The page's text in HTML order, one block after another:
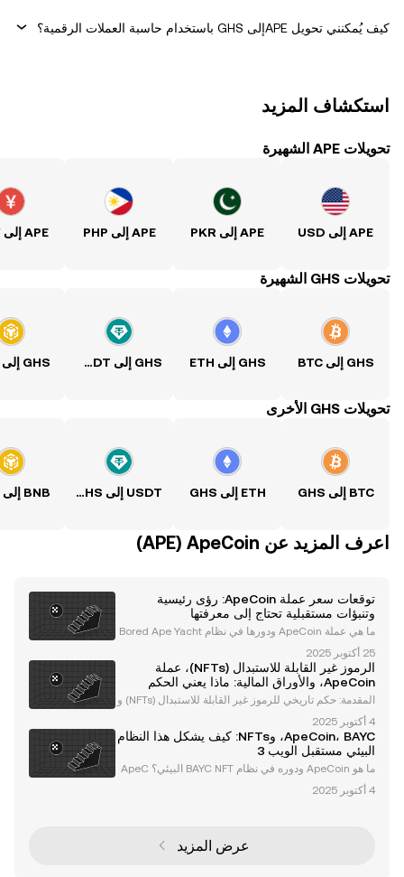
كيف يُمكنني تحويل ‏APEإلى ‏GHS باستخدام حاسبة العملات الرقمية؟
استكشاف المزيد
تحويلات APE الشهيرة
APE إلى USD APE إلى PKR APE إلى PHP APE إلى CNY
تحويلات GHS الشهيرة
GHS إلى BTC GHS إلى ETH GHS إلى USDT GHS إلى BNB
تحويلات GHS الأخرى
BTC إلى GHS ETH إلى GHS USDT إلى GHS BNB إلى GHS
اعرف المزيد عن‏ ApeCoin (‏APE)
توقعات سعر عملة ApeCoin: رؤى رئيسية
وتنبؤات مستقبلية تحتاج إلى معرفتها
ما هي عملة ApeCoin ودورها في نظام Bored Ape Yacht
ed Ape Yacht Club (BAYC) البيئي. يُعد BAYC واح
الرموز غير القابلة للاستبدال (NFTs)، عملة
ApeCoin، والأوراق المالية: ماذا يعني الحكم
التاريخي لمستقبل الأصول الرقمية
المقدمة: حكم تاريخي للرموز غير القابلة للاستبدال (NFTs) و
يفات القانونية للرموز غير القابلة للاستبدال (NFTs) والعملات
المشفرة مثل ApeCoin. في قرار غي
ApeCoin، BAYC، وNFTs: كيف يشكل هذا النظام
البيئي مستقبل الويب 3
ما هو ApeCoin ودوره في نظام BAYC NFT البيئي؟ ApeC
عرض المزيد